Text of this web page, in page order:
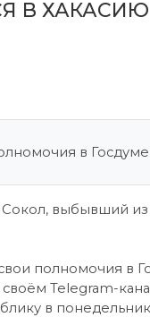
В ХАКАСИЮ
в
выбывший
полномочия в
Telegram-
в